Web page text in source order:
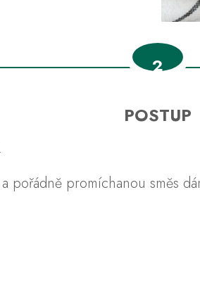
2
POSTUP
pořádně promíchanou směs